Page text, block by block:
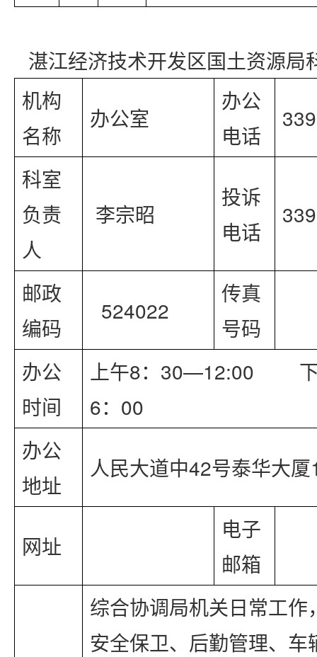
湛江经济技术开发区国土资源局
机构
名称
办公室
办公
电话
科室
负责
人
李宗昭
投诉
电话
邮政
编码
524022
传真
号码
办公
时间
上午8：30—12:00
6：00
办公
地址
人民大道中42号泰华大
网址
电子
邮箱
综合协调局机关日常工作
安全保卫、后勤管理、车